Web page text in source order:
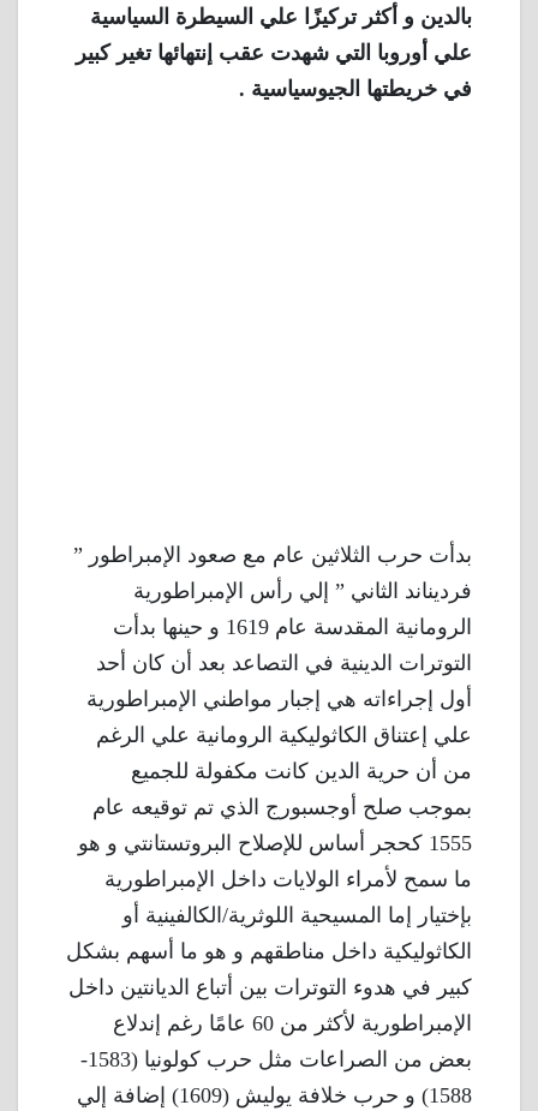
بالدين و أكثر تركيزًا علي السيطرة السياسية
علي أوروبا التي شهدت عقب إنتهائها تغير كبير
في خريطتها الجيوسياسية .
بدأت حرب الثلاثين عام مع صعود الإمبراطور ”
فرديناند الثاني ” إلي رأس الإمبراطورية
الرومانية المقدسة عام 1619 و حينها بدأت
التوترات الدينية في التصاعد بعد أن كان أحد
أول إجراءاته هي إجبار مواطني الإمبراطورية
علي إعتناق الكاثوليكية الرومانية علي الرغم
من أن حرية الدين كانت مكفولة للجميع
بموجب صلح أوجسبورج الذي تم توقيعه عام
1555 كحجر أساس للإصلاح البروتستانتي و هو
ما سمح لأمراء الولايات داخل الإمبراطورية
بإختيار إما المسيحية اللوثرية/الكالفينية أو
الكاثوليكية داخل مناطقهم و هو ما أسهم بشكل
كبير في هدوء التوترات بين أتباع الديانتين داخل
الإمبراطورية لأكثر من 60 عامًا رغم إندلاع
بعض من الصراعات مثل حرب كولونيا (1583-
1588) و حرب خلافة يوليش (1609) إضافة إلي